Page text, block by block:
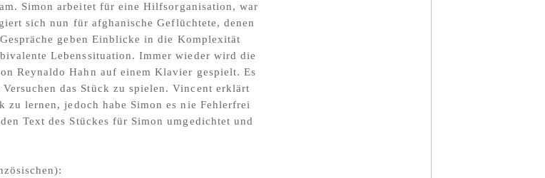
Simon arbeitet für eine Hilfsorganisation, war
sich nun für afghanische Geflüchtete, denen
geben Einblicke in die Komplexität
Lebenssituation. Immer wieder wird die
Reynaldo Hahn auf einem Klavier gespielt. Es
das Stück zu spielen. Vincent erklärt
zu lernen, jedoch habe Simon es nie Fehlerfrei
Text des Stückes für Simon umgedichtet und